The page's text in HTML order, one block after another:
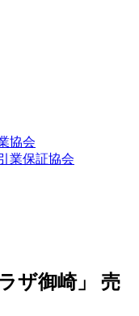
ザ御崎」 売